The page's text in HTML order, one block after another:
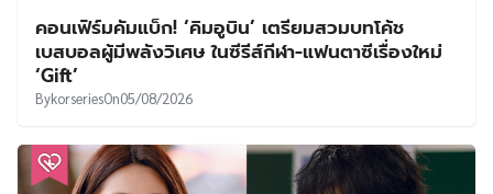
คอนเฟิร์มคัมแบ็ก! ‘คิมอูบิน’ เตรียมสวมบทโค้ช
เบสบอลผู้มีพลังวิเศษ ในซีรีส์กีฬา-แฟนตาซีเรื่องใหม่
‘Gift’
BykorseriesOn05/08/2026